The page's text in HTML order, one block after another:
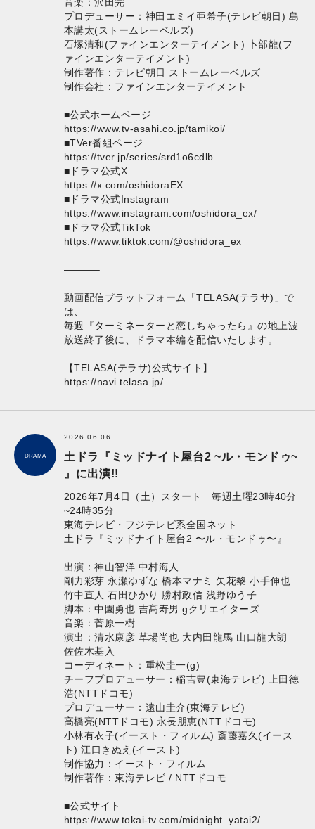
プロデューサー：神田エミイ亜希子(テレビ朝日) 島
本講太(ストームレーベルズ)
石塚清和(ファインエンターテイメント) 卜部龍(フ
ァインエンターテイメント)
制作著作：テレビ朝日 ストームレーベルズ
制作会社：ファインエンターテイメント
■公式ホームページ
https://www.tv-asahi.co.jp/tamikoi/
■TVer番組ページ
https://tver.jp/series/srd1o6cdlb
■ドラマ公式X
https://x.com/oshidoraEX
■ドラマ公式Instagram
https://www.instagram.com/oshidora_ex/
■ドラマ公式TikTok
https://www.tiktok.com/@oshidora_ex
———–
動画配信プラットフォーム「TELASA(テラサ)」で
は、
毎週『ターミネーターと恋しちゃったら』の地上波
放送終了後に、ドラマ本編を配信いたします。
【TELASA(テラサ)公式サイト】
https://navi.telasa.jp/
DRAMA
2026.06.06
土ドラ『ミッドナイト屋台2 ~ル・モンドゥ~
』に出演!!
2026年7月4日（土）スタート 毎週土曜23時40分
~24時35分
東海テレビ・フジテレビ系全国ネット
土ドラ『ミッドナイト屋台2 〜ル・モンドゥ〜』
出演：神山智洋 中村海人
剛力彩芽 永瀬ゆずな 橋本マナミ 矢花黎 小手伸也
竹中直人 石田ひかり 勝村政信 浅野ゆう子
脚本：中園勇也 吉髙寿男 gクリエイターズ
音楽：菅原一樹
演出：清水康彦 草場尚也 大内田龍馬 山口龍大朗
佐佐木基入
コーディネート：重松圭一(g)
チーフプロデューサー：稲吉豊(東海テレビ) 上田徳
浩(NTTドコモ)
プロデューサー：遠山圭介(東海テレビ)
高橋亮(NTTドコモ) 永長朋恵(NTTドコモ)
小林有衣子(イースト・フィルム) 斎藤嘉久(イース
ト) 江口きぬえ(イースト)
制作協力：イースト・フィルム
制作著作：東海テレビ / NTTドコモ
■公式サイト
https://www.tokai-tv.com/midnight_yatai2/